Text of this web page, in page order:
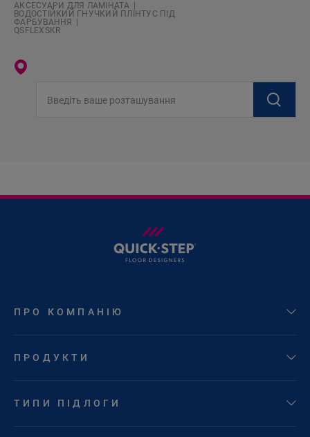
АКСЕСУАРИ ДЛЯ ЛАМІНАТА
ВОДОСТІЙКИЙ ГНУЧКИЙ ПЛІНТУС ПІД
ФАРБУВАННЯ
QSFLEXSKR
ПРО КОМПАНІЮ
ПРОДУКТИ
ТИПИ ПІДЛОГИ